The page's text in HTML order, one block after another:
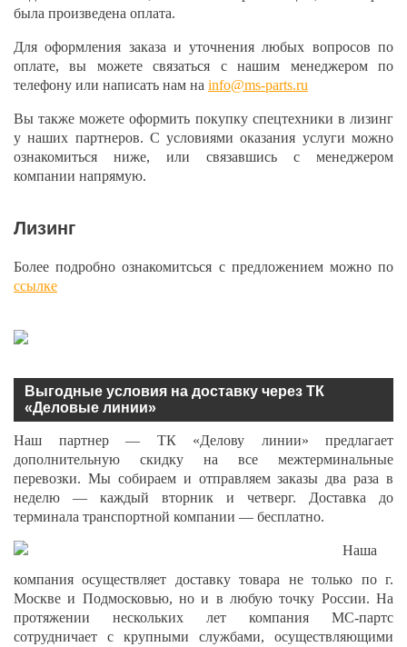
была произведена оплата.
Для оформления заказа и уточнения любых вопросов по
оплате, вы можете связаться с нашим менеджером по
телефону или написать нам на info@ms-parts.ru
Вы также можете оформить покупку спецтехники в лизинг
у наших партнеров. С условиями оказания услуги можно
ознакомиться ниже, или связавшись с менеджером
компании напрямую.
Лизинг
Более подробно ознакомитсься с предложением можно по
ссылке
Выгодные условия на доставку через ТК
«Деловые линии»
Наш партнер — ТК «Делову линии» предлагает
дополнительную скидку на все межтерминальные
перевозки. Мы собираем и отправляем заказы два раза в
неделю — каждый вторник и четверг. Доставка до
терминала транспортной компании — бесплатно.
Наша
компания осуществляет доставку товара не только по г.
Москве и Подмосковью, но и в любую точку России. На
протяжении нескольких лет компания МС-партс
сотрудничает с крупными службами, осуществляющими